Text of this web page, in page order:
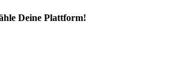
Deine Plattform!